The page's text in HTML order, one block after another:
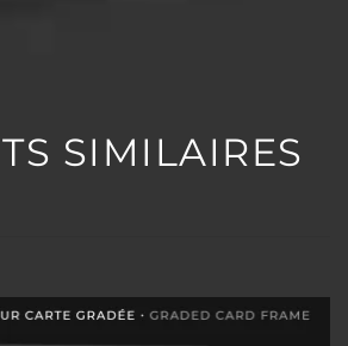
SIMILAIRES